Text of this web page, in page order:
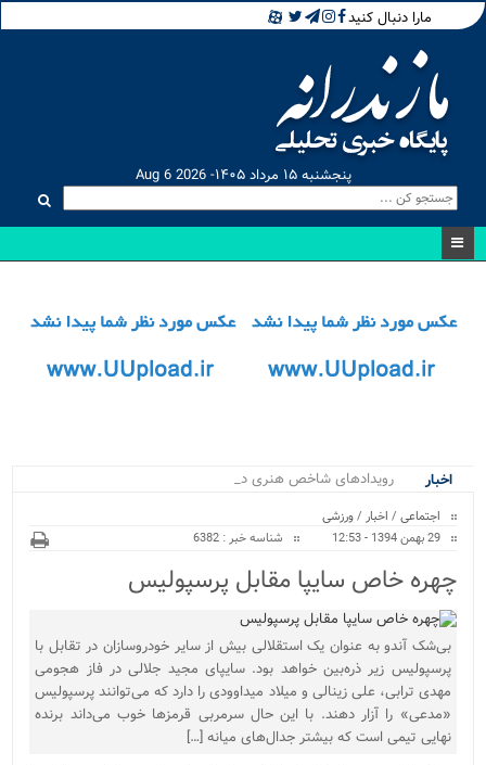
مارا دنبال کنید
پنجشنبه ۱۵ مرداد ۱۴۰۵- Aug 6 2026
اخبار
رویدادهای شاخص هنری در نیمه_
اجتماعی / اخبار /ورزشی
29 بهمن 1394 - 12:53
شناسه خبر : 6382
چهره خاص سایپا مقابل پرسپولیس
بی‌شک آندو به عنوان یک استقلالی بیش از سایر خودروسازان در تقابل با
پرسپولیس زیر ذره‌بین خواهد بود. سایپای مجید جلالی در فاز هجومی
مهدی ترابی، علی زینالی و میلاد میداوودی را دارد که می‌توانند پرسپولیس
«مدعی» را آزار دهند. با این حال سرمربی قرمزها خوب می‌داند برنده
نهایی تیمی است که بیشتر جدال‌های میانه […]